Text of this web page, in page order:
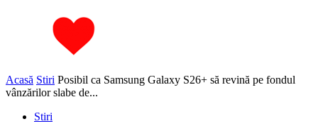
Acasă Stiri Posibil ca Samsung Galaxy S26+ să revină pe fondul
vânzărilor slabe de...
Stiri